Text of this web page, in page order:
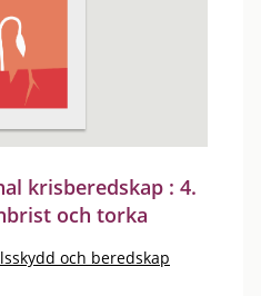
krisberedskap : 4.
och torka
och beredskap